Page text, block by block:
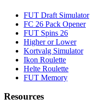
FUT Draft Simulator
FC 26 Pack Opener
FUT Spins 26
Higher or Lower
Kortvalg Simulator
Ikon Roulette
Helte Roulette
FUT Memory
Resources